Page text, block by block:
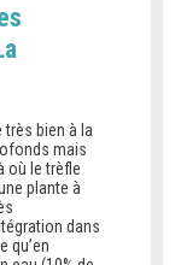
bien à la
mais
où le trèfle
plante à
dans
qu’en